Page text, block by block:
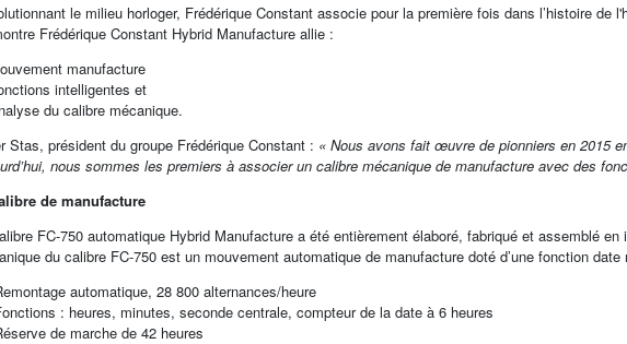
le milieu horloger, Frédérique Constant associe pour la première fois dans l’histoire de
Frédérique Constant Hybrid Manufacture allie :
manufacture
intelligentes et
du calibre mécanique.
Stas, président du groupe Frédérique Constant : « Nous avons fait œuvre de pionniers en 2015
nous sommes les premiers à associer un calibre mécanique de manufacture avec des
de manufacture
FC-750 automatique Hybrid Manufacture a été entièrement élaboré, fabriqué et assemblé
du calibre FC-750 est un mouvement automatique de manufacture doté d’une fonction
automatique, 28 800 alternances/heure
: heures, minutes, seconde centrale, compteur de la date à 6 heures
de marche de 42 heures